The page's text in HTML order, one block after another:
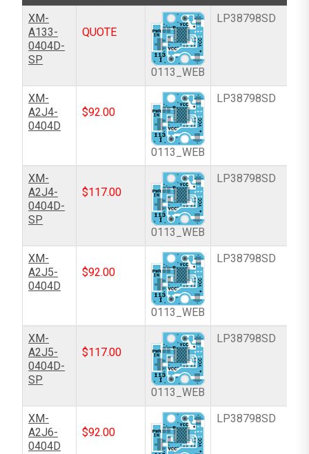
XM-
A133-
0404D-
SP
QUOTE
0113_WEB
LP38798SD
XM-
A2J4-
0404D
$92.00
0113_WEB
LP38798SD
XM-
A2J4-
0404D-
SP
$117.00
0113_WEB
LP38798SD
XM-
A2J5-
0404D
$92.00
0113_WEB
LP38798SD
XM-
A2J5-
0404D-
SP
$117.00
0113_WEB
LP38798SD
XM-
A2J6-
0404D
$92.00
LP38798SD